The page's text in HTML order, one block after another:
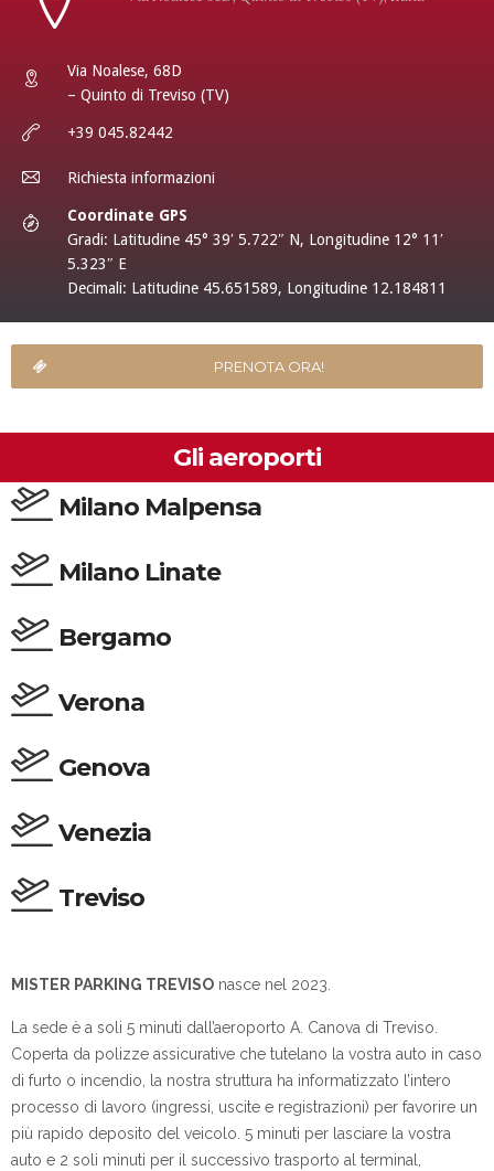
Via Noalese, 68D
– Quinto di Treviso (TV)
+39 045.82442
Richiesta informazioni
Coordinate GPS
Gradi: Latitudine 45° 39′ 5.722″ N, Longitudine 12° 11′
5.323″ E
Decimali: Latitudine 45.651589, Longitudine 12.184811
PRENOTA ORA!
Gli aeroporti
Milano Malpensa
Milano Linate
Bergamo
Verona
Genova
Venezia
Treviso
MISTER PARKING TREVISO nasce nel 2023.
La sede è a soli 5 minuti dall’aeroporto A. Canova di Treviso.
Coperta da polizze assicurative che tutelano la vostra auto in caso
di furto o incendio, la nostra struttura ha informatizzato l’intero
processo di lavoro (ingressi, uscite e registrazioni) per favorire un
più rapido deposito del veicolo. 5 minuti per lasciare la vostra
auto e 2 soli minuti per il successivo trasporto al terminal,